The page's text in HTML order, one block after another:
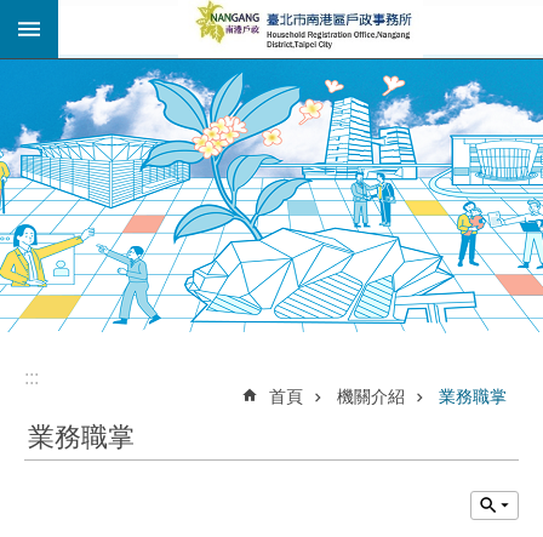
跳到主要內容區塊
:::
:::
首頁 機關介紹 業務職掌
業務職掌